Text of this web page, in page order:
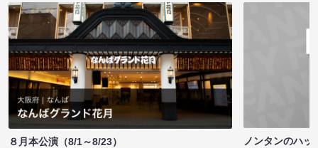
８月本公演（8/1～8/23）
ノンタンのハッ